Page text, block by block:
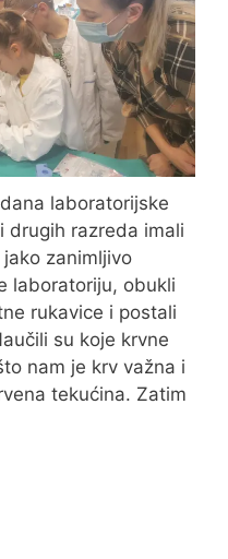
laboratorijske
drugih razreda imali
zanimljivo
laboratoriju, obukli
rukavice i postali
su koje krvne
nam je krv važna i
tekućina. Zatim